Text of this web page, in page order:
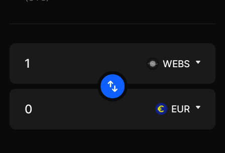
WEBS
EUR